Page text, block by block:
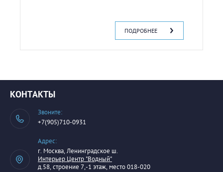
ПОДРОБНЕЕ
КОНТАКТЫ
Звоните:
+7(905)710-0931
Адрес:
г. Москва, Ленинградское ш.
Интерьер Центр "Водный"
д.58, строение 7,-1 этаж, место 018-020